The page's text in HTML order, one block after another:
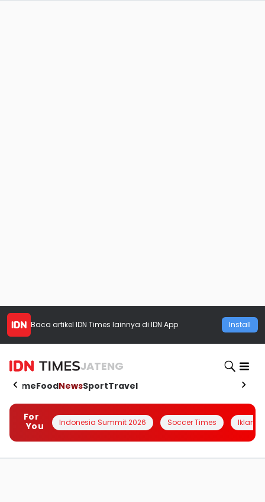
Baca artikel IDN Times lainnya di IDN App Install
JATENG
HomeFoodNewsSportTravel
For
You
Indonesia Summit 2026 Soccer Times Iklanin